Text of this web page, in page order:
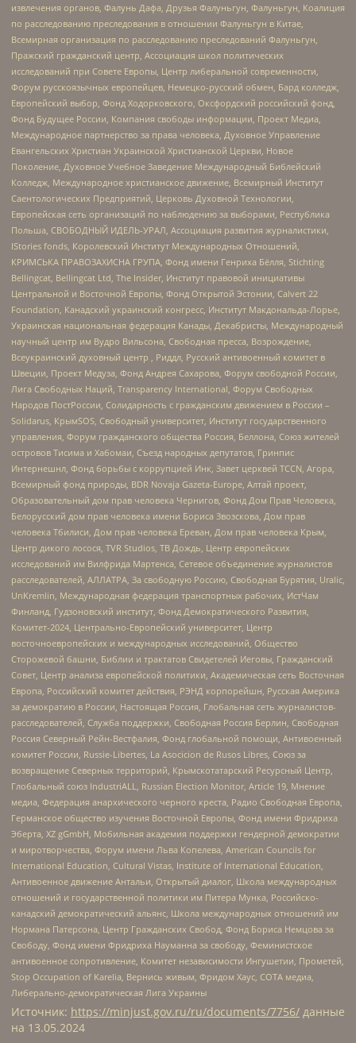
извлечения органов, Фалунь Дафа, Друзья Фалуньгун, Фалуньгун, Коалиция
по расследованию преследования в отношении Фалуньгун в Китае,
Всемирная организация по расследованию преследований Фалуньгун,
Пражский гражданский центр, Ассоциация школ политических
исследований при Совете Европы, Центр либеральной современности,
Форум русскоязычных европейцев, Немецко-русский обмен, Бард колледж,
Европейский выбор, Фонд Ходорковского, Оксфордский российский фонд,
Фонд Будущее России, Компания свободы информации, Проект Медиа,
Международное партнерство за права человека, Духовное Управление
Евангельских Христиан Украинской Христианской Церкви, Новое
Поколение, Духовное Учебное Заведение Международный Библейский
Колледж, Международное христианское движение, Всемирный Институт
Саентологических Предприятий, Церковь Духовной Технологии,
Европейская сеть организаций по наблюдению за выборами, Республика
Польша, СВОБОДНЫЙ ИДЕЛЬ-УРАЛ, Ассоциация развития журналистики,
IStories fonds, Королевский Институт Международных Отношений,
КРИМСЬКА ПРАВОЗАХИСНА ГРУПА, Фонд имени Генриха Бёлля, Stichting
Bellingcat, Bellingcat Ltd, The Insider, Институт правовой инициативы
Центральной и Восточной Европы, Фонд Открытой Эстонии, Calvert 22
Foundation, Канадский украинский конгресс, Институт Макдональда-Лорье,
Украинская национальная федерация Канады, Декабристы, Международный
научный центр им Вудро Вильсона, Свободная пресса, Возрождение,
Всеукраинский духовный центр , Риддл, Русский антивоенный комитет в
Швеции, Проект Медуза, Фонд Андрея Сахарова, Форум свободной России,
Лига Свободных Наций, Transparеncy International, Форум Свободных
Народов ПостРоссии, Солидарность с гражданским движением в России –
Solidarus, КрымSOS, Свободный университет, Институт государственного
управления, Форум гражданского общества Россия, Беллона, Союз жителей
островов Тисима и Хабомаи, Съезд народных депутатов, Гринпис
Интернешнл, Фонд борьбы с коррупцией Инк, Завет церквей TCCN, Агора,
Всемирный фонд природы, BDR Novaja Gazeta-Europe, Алтай проект,
Образовательный дом прав человека Чернигов, Фонд Дом Прав Человека,
Белорусский дом прав человека имени Бориса Звозскова, Дом прав
человека Тбилиси, Дом прав человека Ереван, Дом прав человека Крым,
Центр дикого лосося, TVR Studios, ТВ Дождь, Центр европейских
исследований им Вилфрида Мартенса, Сетевое объединение журналистов
расследователей, АЛЛАТРА, За свободную Россию, Свободная Бурятия, Uralic,
UnKremlin, Международная федерация транспортных рабочих, ИстЧам
Финланд, Гудзоновский институт, Фонд Демократического Развития,
Комитет-2024, Центрально-Европейский университет, Центр
восточноевропейских и международных исследований, Общество
Сторожевой башни, Библии и трактатов Свидетелей Иеговы, Гражданский
Совет, Центр анализа европейской политики, Академическая сеть Восточная
Европа, Российский комитет действия, РЭНД корпорейшн, Русская Америка
за демократию в России, Настоящая Россия, Глобальная сеть журналистов-
расследователей, Служба поддержки, Свободная Россия Берлин, Свободная
Россия Северный Рейн-Вестфалия, Фонд глобальной помощи, Антивоенный
комитет России, Russie-Libertes, La Asocicion de Rusos Libres, Союз за
возвращение Северных территорий, Крымскотатарский Ресурсный Центр,
Глобальный союз IndustriALL, Russian Election Monitor, Article 19, Мнение
медиа, Федерация анархического черного креста, Радио Свободная Европа,
Германское общество изучения Восточной Европы, Фонд имени Фридриха
Эберта, XZ gGmbH, Мобильная академия поддержки гендерной демократии
и миротворчества, Форум имени Льва Копелева, American Councils for
International Education, Cultural Vistas, Institute of International Education,
Антивоенное движение Антальи, Открытый диалог, Школа международных
отношений и государственной политики им Питера Мунка, Российско-
канадский демократический альянс, Школа международных отношений им
Нормана Патерсона, Центр Гражданских Свобод, Фонд Бориса Немцова за
Свободу, Фонд имени Фридриха Науманна за свободу, Феминистское
антивоенное сопротивление, Комитет независимости Ингушетии, Прометей,
Stop Occupation of Karelia, Вернись живым, Фридом Хаус, СОТА медиа,
Либерально-демократическая Лига Украины
Источник: https://minjust.gov.ru/ru/documents/7756/ данные
на 13.05.2024